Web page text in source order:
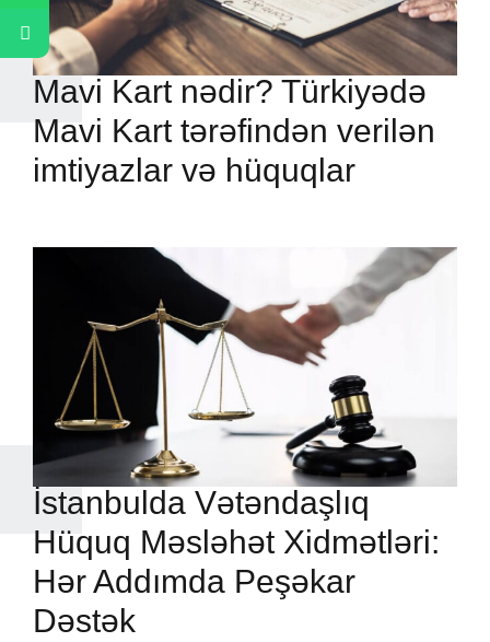
Mavi Kart nədir? Türkiyədə
Mavi Kart tərəfindən verilən
imtiyazlar və hüquqlar
İstanbulda Vətəndaşlıq
Hüquq Məsləhət Xidmətləri:
Hər Addımda Peşəkar
Dəstək